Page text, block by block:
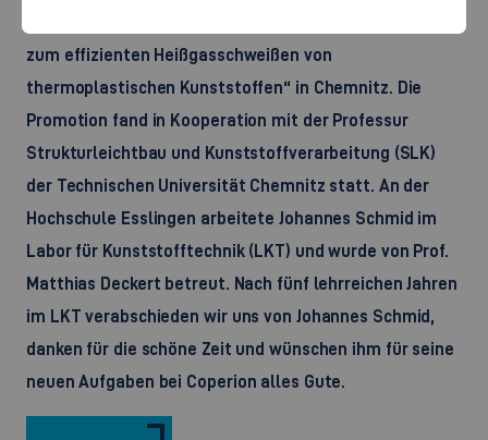
zum effizienten Heißgasschweißen von
thermoplastischen Kunststoffen“ in Chemnitz. Die
Promotion fand in Kooperation mit der Professur
Strukturleichtbau und Kunststoffverarbeitung (SLK)
der Technischen Universität Chemnitz statt. An der
Hochschule Esslingen arbeitete Johannes Schmid im
Labor für Kunststofftechnik (LKT) und wurde von Prof.
Matthias Deckert betreut. Nach fünf lehrreichen Jahren
im LKT verabschieden wir uns von Johannes Schmid,
danken für die schöne Zeit und wünschen ihm für seine
neuen Aufgaben bei Coperion alles Gute.